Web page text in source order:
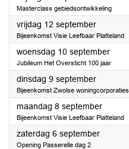
Masterclass gebiedsontwikkeling
vrijdag 12 september2025
Bijeenkomst Visie Leefbaar Platteland
woensdag 10 september2025
Jubileum Het Oversticht 100 jaar
dinsdag 9 september2025
Bijeenkomst Zwolse woningcorporaties
maandag 8 september2025
Bijeenkomst Visie Leefbaar Platteland
zaterdag 6 september2025
Opening Passerelle dag 2